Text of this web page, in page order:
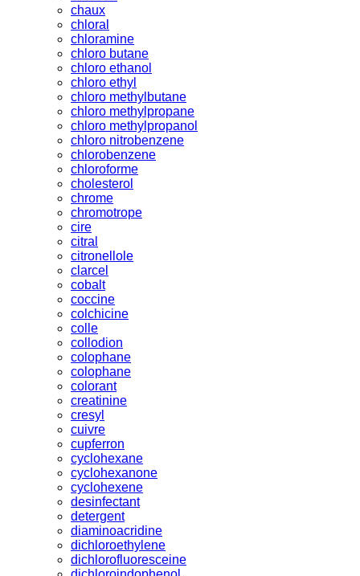
chaux
chloral
chloramine
chloro butane
chloro ethanol
chloro ethyl
chloro methylbutane
chloro methylpropane
chloro methylpropanol
chloro nitrobenzene
chlorobenzene
chloroforme
cholesterol
chrome
chromotrope
cire
citral
citronellole
clarcel
cobalt
coccine
colchicine
colle
collodion
colophane
colophane
colorant
creatinine
cresyl
cuivre
cupferron
cyclohexane
cyclohexanone
cyclohexene
desinfectant
detergent
diaminoacridine
dichloroethylene
dichlorofluoresceine